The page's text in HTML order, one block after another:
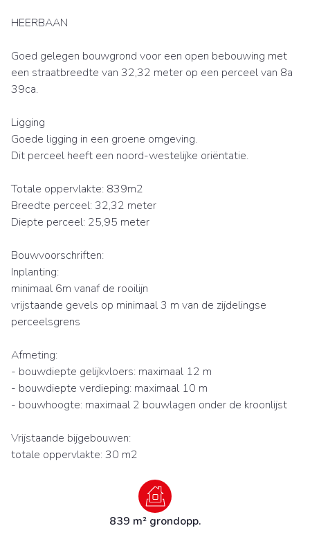
HEERBAAN
Goed gelegen bouwgrond voor een open bebouwing met
een straatbreedte van 32,32 meter op een perceel van 8a
39ca.
Ligging
Goede ligging in een groene omgeving.
Dit perceel heeft een noord-westelijke oriëntatie.
Totale oppervlakte: 839m2
Breedte perceel: 32,32 meter
Diepte perceel: 25,95 meter
Bouwvoorschriften:
Inplanting:
minimaal 6m vanaf de rooilijn
vrijstaande gevels op minimaal 3 m van de zijdelingse
perceelsgrens
Afmeting:
- bouwdiepte gelijkvloers: maximaal 12 m
- bouwdiepte verdieping: maximaal 10 m
- bouwhoogte: maximaal 2 bouwlagen onder de kroonlijst
Vrijstaande bijgebouwen:
totale oppervlakte: 30 m2
839 m² grondopp.